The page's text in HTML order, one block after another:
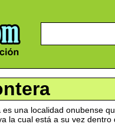
es una localidad onubense
la cual está a su vez